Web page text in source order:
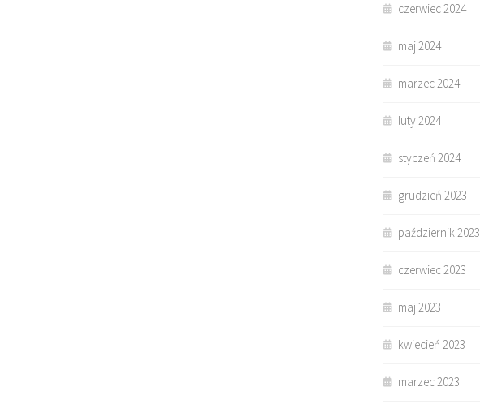
czerwiec 2024
maj 2024
marzec 2024
luty 2024
styczeń 2024
grudzień 2023
październik 2023
czerwiec 2023
maj 2023
kwiecień 2023
marzec 2023